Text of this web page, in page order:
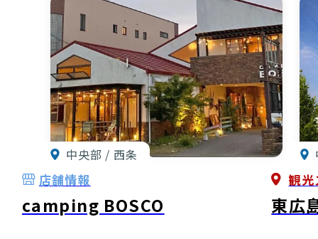
中央部 / 西条
店舗情報
camping BOSCO
観光
東広